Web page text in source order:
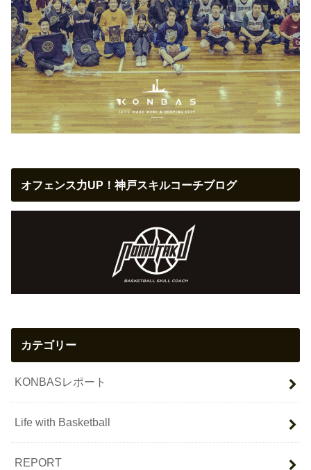
オフェンス力UP！神戸スキルコーチブログ
カテゴリー
KONBASレポート
Life with Basketball
REPORT